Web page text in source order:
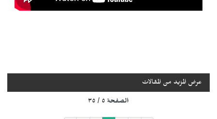
عرض المزيد من المقالات
الصفحة ٥ / ٣٥